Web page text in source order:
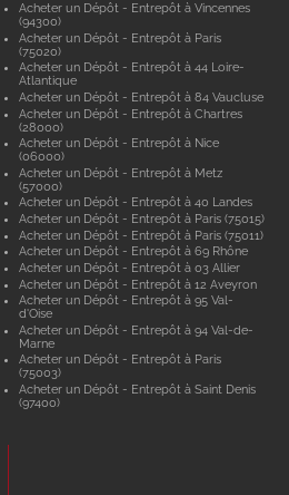
Acheter un Dépôt - Entrepôt à Vincennes
(94300)
Acheter un Dépôt - Entrepôt à Paris
(75020)
Acheter un Dépôt - Entrepôt à 44 Loire-
Atlantique
Acheter un Dépôt - Entrepôt à 84 Vaucluse
Acheter un Dépôt - Entrepôt à Chartres
(28000)
Acheter un Dépôt - Entrepôt à Nice
(06000)
Acheter un Dépôt - Entrepôt à Metz
(57000)
Acheter un Dépôt - Entrepôt à 40 Landes
Acheter un Dépôt - Entrepôt à Paris (75015)
Acheter un Dépôt - Entrepôt à Paris (75011)
Acheter un Dépôt - Entrepôt à 69 Rhône
Acheter un Dépôt - Entrepôt à 03 Allier
Acheter un Dépôt - Entrepôt à 12 Aveyron
Acheter un Dépôt - Entrepôt à 95 Val-
d'Oise
Acheter un Dépôt - Entrepôt à 94 Val-de-
Marne
Acheter un Dépôt - Entrepôt à Paris
(75003)
Acheter un Dépôt - Entrepôt à Saint Denis
(97400)